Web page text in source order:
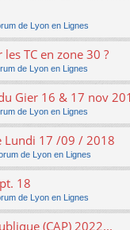
de Lyon en Lignes
TC en zone 30 ?
de Lyon en Lignes
Gier 16 & 17 nov
de Lyon en Lignes
Lundi 17 /09 / 2018
de Lyon en Lignes
18
de Lyon en Lignes
(CAP) 2022...